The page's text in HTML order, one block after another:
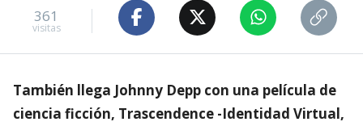
361
visitas
También llega Johnny Depp con una película de
ciencia ficción, Trascendence -Identidad Virtual,